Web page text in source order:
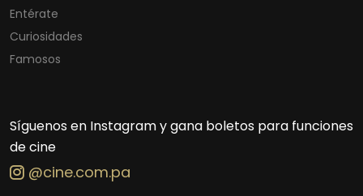
Entérate
Curiosidades
Famosos
Síguenos en Instagram y gana boletos para funciones
de cine
@cine.com.pa